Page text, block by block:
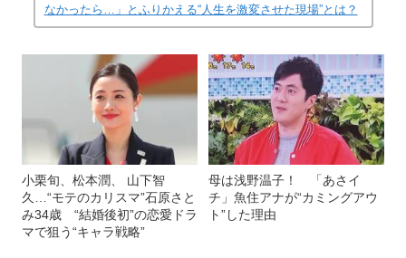
なかったら…」とふりかえる“人生を激変させた現場”とは？
小栗旬、松本潤、 山下智
久…“モテのカリスマ”石原さと
み34歳 “結婚後初”の恋愛ドラ
マで狙う“キャラ戦略”
母は浅野温子！ 「あさイ
チ」魚住アナが“カミングアウ
ト”した理由